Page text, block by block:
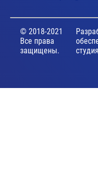
© 2018-2021
Все права
защищены.